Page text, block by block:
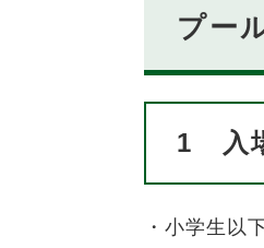
プー
1 入
・小学生以